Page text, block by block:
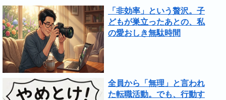
「非効率」という贅沢。子
どもが巣立ったあとの、私
の愛おしき無駄時間
全員から「無理」と言われ
た転職活動。でも、行動す